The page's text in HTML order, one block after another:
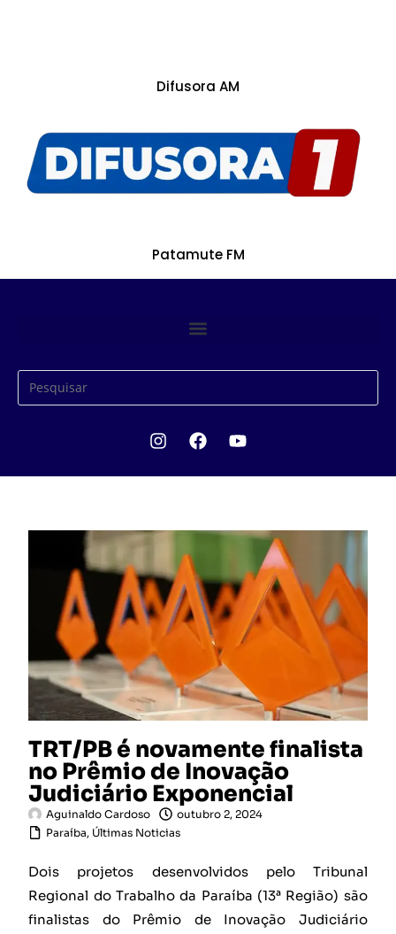
Difusora AM
Patamute FM
TRT/PB é novamente finalista
no Prêmio de Inovação
Judiciário Exponencial
Aguinaldo Cardoso
outubro 2, 2024
Paraíba, Últimas Noticias
Dois projetos desenvolvidos pelo Tribunal
Regional do Trabalho da Paraíba (13ª Região) são
finalistas do Prêmio de Inovação Judiciário